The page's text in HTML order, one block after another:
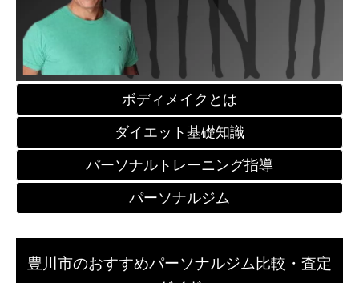
ボディメイクとは
ダイエット基礎知識
パーソナルトレーニング指導
パーソナルジム
豊川市のおすすめパーソナルジム比較・査定